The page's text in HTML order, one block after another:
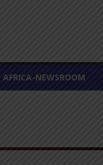
AFRICA-NEWSROOM